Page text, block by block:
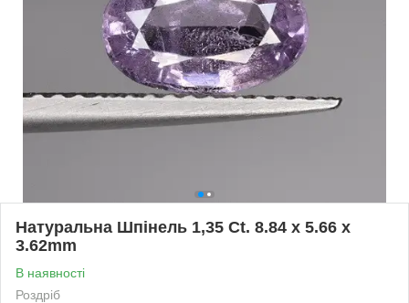
Натуральна Шпінель 1,35 Ct. 8.84 x 5.66 x
3.62mm
В наявності
Роздріб